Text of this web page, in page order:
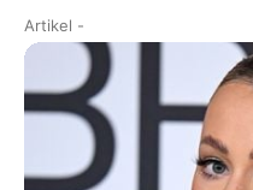
Artikel -